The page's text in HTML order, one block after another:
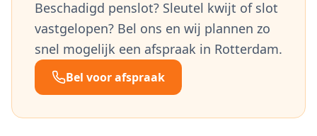
Beschadigd penslot? Sleutel kwijt of slot
vastgelopen? Bel ons en wij plannen zo
snel mogelijk een afspraak in Rotterdam.
Bel voor afspraak